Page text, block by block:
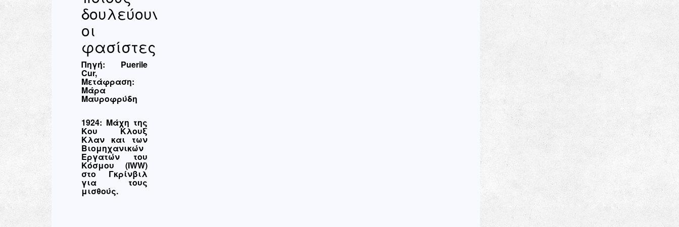
δουλεύουν
οι
φασίστες;
Πηγή: Puerile
Cur,
Μετάφραση:
Μάρα
Μαυροφρύδη
1924: Μάχη της
Κου Κλουξ
Κλαν και των
Βιομηχανικών
Εργατών του
Κόσμου (IWW)
στο Γκρίνβιλ
για τους
μισθούς.